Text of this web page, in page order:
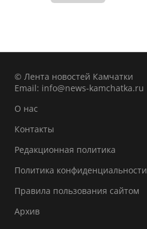
© Лента новостей Камчатки
Email: info@news-kamchatka.ru
О нас
Контакты
Редакционная политика
Политика конфиденциальности
Правила пользования сайтом
Архив